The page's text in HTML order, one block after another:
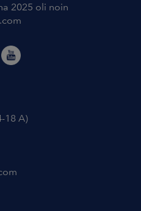
2025 oli noin
18 A)